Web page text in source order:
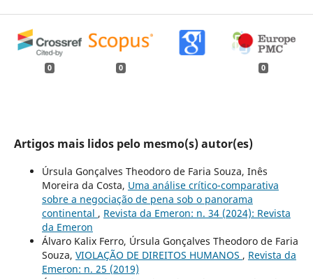
0 0 0
Artigos mais lidos pelo mesmo(s) autor(es)
Úrsula Gonçalves Theodoro de Faria Souza, Inês
Moreira da Costa, Uma análise crítico-comparativa
sobre a negociação de pena sob o panorama
continental , Revista da Emeron: n. 34 (2024): Revista
da Emeron
Álvaro Kalix Ferro, Úrsula Gonçalves Theodoro de Faria
Souza, VIOLAÇÃO DE DIREITOS HUMANOS , Revista da
Emeron: n. 25 (2019)